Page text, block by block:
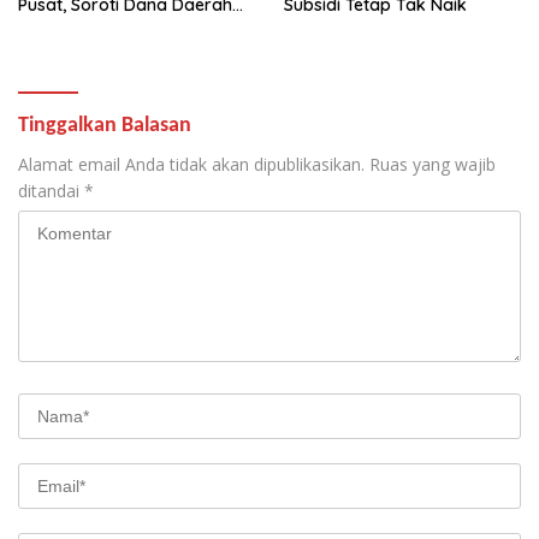
Tinggalkan Balasan
Alamat email Anda tidak akan dipublikasikan. Ruas yang wajib
ditandai *